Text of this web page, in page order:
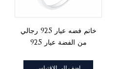
خاتم فضه عيار 925 رجالي
من الفضة عيار 925